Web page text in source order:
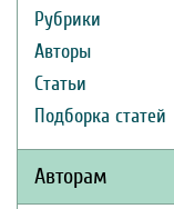
Рубрики
Авторы
Статьи
Подборка статей
Авторам